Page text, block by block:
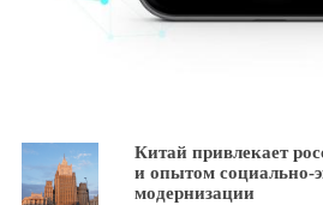
Китай привлекает
и опытом социально-
модернизации